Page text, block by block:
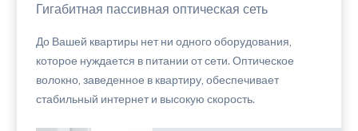
Гигабитная пассивная оптическая сеть
До Вашей квартиры нет ни одного оборудования,
которое нуждается в питании от сети. Оптическое
волокно, заведенное в квартиру, обеспечивает
стабильный интернет и высокую скорость.